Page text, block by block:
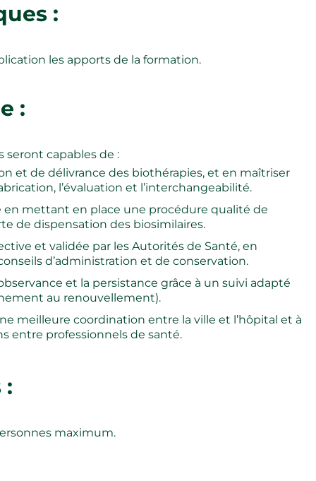
:
les apports de la formation.
:
seront capables de :
et de délivrance des biothérapies, et en maîtriser
l’évaluation et l’interchangeabilité.
mettant en place une procédure qualité de
de dispensation des biosimilaires.
et validée par les Autorités de Santé, en
d’administration et de conservation.
et la persistance grâce à un suivi adapté
au renouvellement).
meilleure coordination entre la ville et l’hôpital et à
entre professionnels de santé.
:
maximum.